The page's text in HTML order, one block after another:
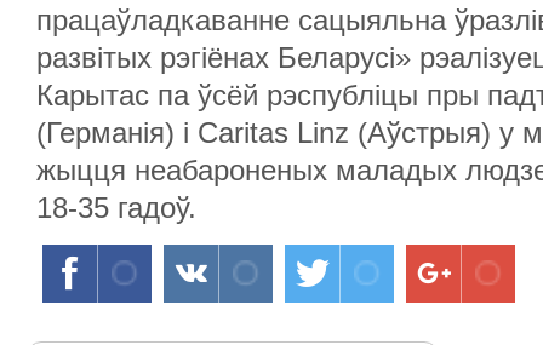
працаўладкаванне сацыяльна
развітых рэгіёнах Беларусі»
Карытас па ўсёй рэспубліцы пры
(Германія) і Caritas Linz (Аўстрыя) у
жыцця неабароненых маладых
18-35 гадоў.